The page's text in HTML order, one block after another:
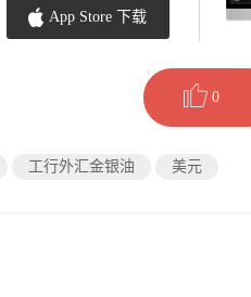
App Store 下载
0
工行外汇金银油 美元